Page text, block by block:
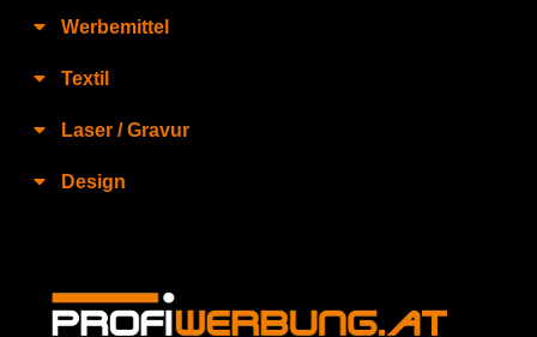
Werbemittel
Textil
Laser / Gravur
Design